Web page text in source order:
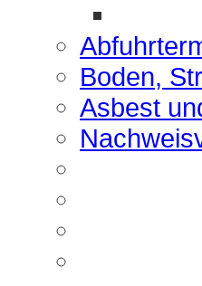
Boden,
Asbest